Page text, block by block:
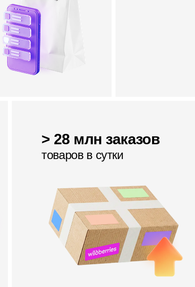
> 28 млн заказов
товаров в сутки